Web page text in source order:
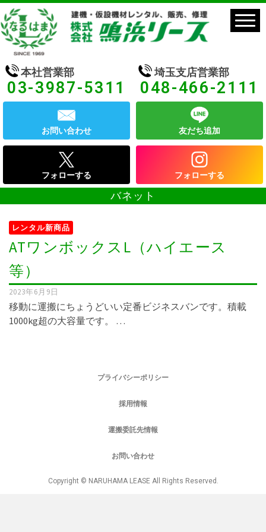
本社営業部
03-3987-5311
埼玉支店営業部
048-466-2111
お問い合わせ 友だち追加
フォローする フォローする
バネット
レンタル新商品
ATワンボックスL（ハイエース
等）
2023年6月9日
移動に運搬にちょうどいい定番ビジネスバンです。積載
1000kg超の大容量です。 …
プライバシーポリシー
採用情報
運搬委託先情報
お問い合わせ
Copyright © NARUHAMA LEASE All Rights Reserved.